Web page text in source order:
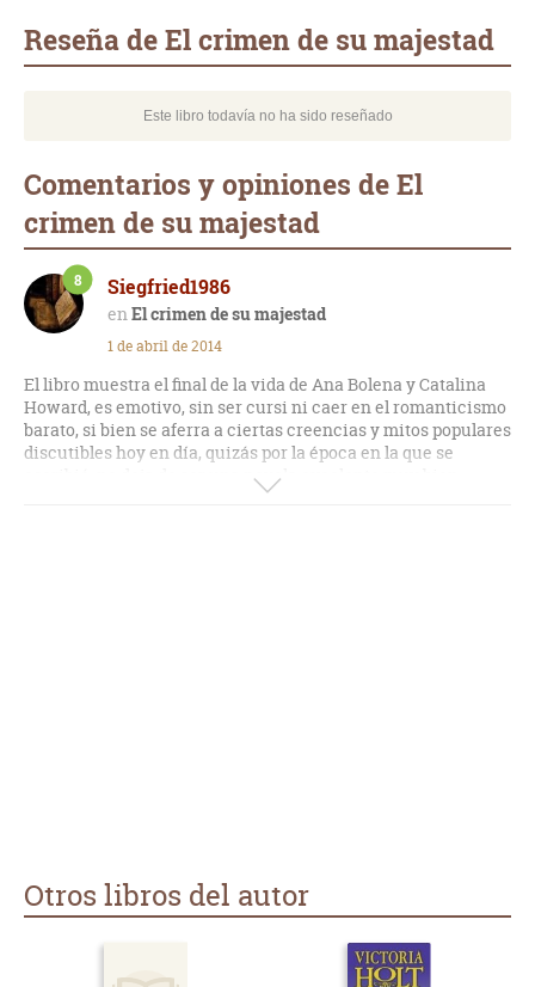
Reseña de El crimen de su majestad
Este libro todavía no ha sido reseñado
Comentarios y opiniones de El
crimen de su majestad
Siegfried1986
El crimen de su majestad
8
1 de abril de 2014
El libro muestra el final de la vida de Ana Bolena y Catalina
Howard, es emotivo, sin ser cursi ni caer en el romanticismo
barato, si bien se aferra a ciertas creencias y mitos populares
discutibles hoy en día, quizás por la época en la que se
escribió, no deja de ser una novela excelente muy bien
documentada. Otra obra maestra de Plaidy.
Otros libros del autor